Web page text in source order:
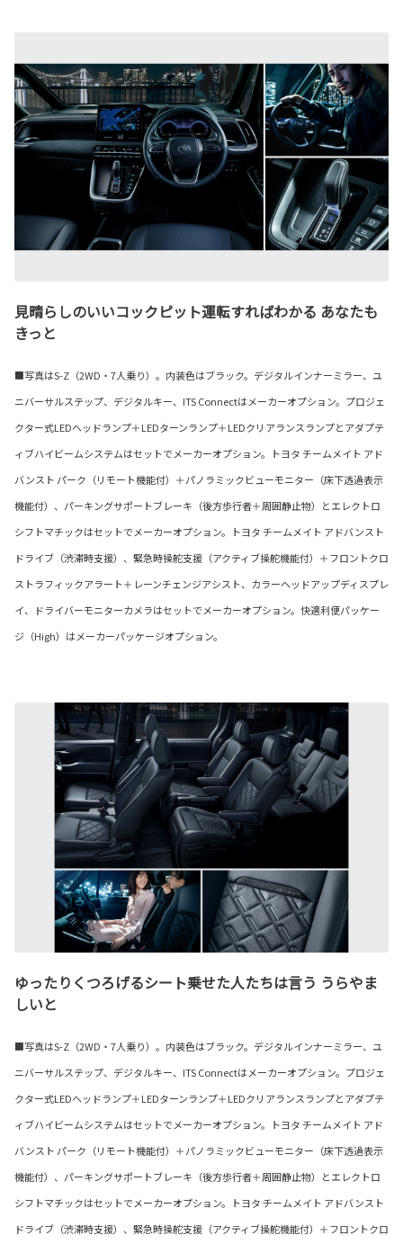
見晴らしのいいコックピット運転すればわかる あなたも
きっと
■写真はS-Z（2WD・7人乗り）。内装色はブラック。デジタルインナーミラー、ユ
ニバーサルステップ、デジタルキー、ITS Connectはメーカーオプション。プロジェ
クター式LEDヘッドランプ＋LEDターンランプ＋LEDクリアランスランプとアダプテ
ィブハイビームシステムはセットでメーカーオプション。トヨタ チームメイト アド
バンスト パーク（リモート機能付）＋パノラミックビューモニター（床下透過表示
機能付）、パーキングサポートブレーキ（後方歩行者＋周囲静止物）とエレクトロ
シフトマチックはセットでメーカーオプション。トヨタ チームメイト アドバンスト
ドライブ（渋滞時支援）、緊急時操舵支援（アクティブ操舵機能付）＋フロントクロ
ストラフィックアラート＋レーンチェンジアシスト、カラーヘッドアップディスプレ
イ、ドライバーモニターカメラはセットでメーカーオプション。快適利便パッケー
ジ（High）はメーカーパッケージオプション。
ゆったりくつろげるシート乗せた人たちは言う うらやま
しいと
■写真はS-Z（2WD・7人乗り）。内装色はブラック。デジタルインナーミラー、ユ
ニバーサルステップ、デジタルキー、ITS Connectはメーカーオプション。プロジェ
クター式LEDヘッドランプ＋LEDターンランプ＋LEDクリアランスランプとアダプテ
ィブハイビームシステムはセットでメーカーオプション。トヨタ チームメイト アド
バンスト パーク（リモート機能付）＋パノラミックビューモニター（床下透過表示
機能付）、パーキングサポートブレーキ（後方歩行者＋周囲静止物）とエレクトロ
シフトマチックはセットでメーカーオプション。トヨタ チームメイト アドバンスト
ドライブ（渋滞時支援）、緊急時操舵支援（アクティブ操舵機能付）＋フロントクロ